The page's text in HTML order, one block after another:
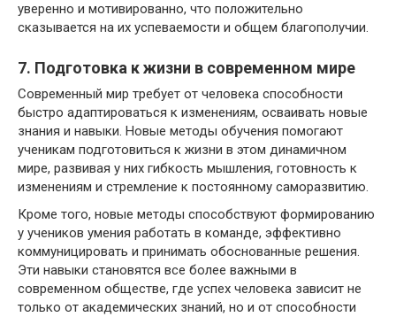
уверенно и мотивированно, что положительно
сказывается на их успеваемости и общем благополучии.
7. Подготовка к жизни в современном мире
Современный мир требует от человека способности
быстро адаптироваться к изменениям, осваивать новые
знания и навыки. Новые методы обучения помогают
ученикам подготовиться к жизни в этом динамичном
мире, развивая у них гибкость мышления, готовность к
изменениям и стремление к постоянному саморазвитию.
Кроме того, новые методы способствуют формированию
у учеников умения работать в команде, эффективно
коммуницировать и принимать обоснованные решения.
Эти навыки становятся все более важными в
современном обществе, где успех человека зависит не
только от академических знаний, но и от способности